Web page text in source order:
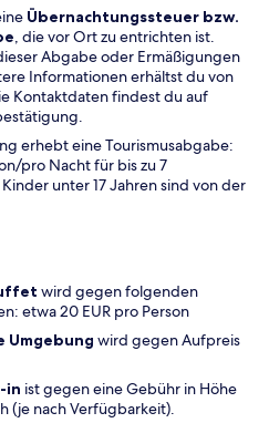
Übernachtungssteuer bzw.
, die vor Ort zu entrichten ist.
Abgabe oder Ermäßigungen
Informationen erhältst du von
Kontaktdaten findest du auf
erhebt eine Tourismusabgabe:
pro Nacht für bis zu 7
unter 17 Jahren sind von der
wird gegen folgenden
etwa 20 EUR pro Person
Umgebung wird gegen Aufpreis
in ist gegen eine Gebühr in Höhe
(je nach Verfügbarkeit).